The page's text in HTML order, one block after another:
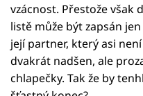
vzácnost. Přestože však
listě může být zapsán
její partner, který asi
dvakrát nadšen, ale
chlapečky. Tak že by